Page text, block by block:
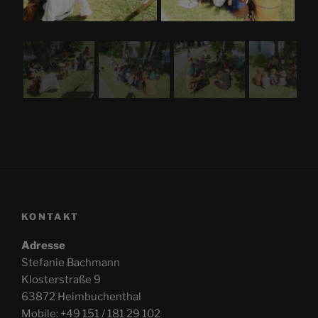
KONTAKT
Adresse
Stefanie Bachmann
Klosterstraße 9
63872 Heimbuchenthal
Mobile: +49 151 / 181 29 102